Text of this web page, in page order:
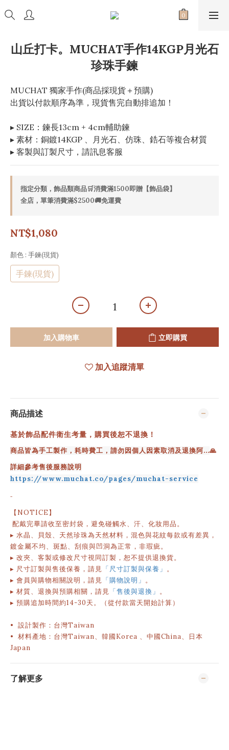
山丘打卡。MUCHAT手作14KGP月光石
珍珠手鍊
MUCHAT 獨家手作(商品採現貨＋預購)
出貨以付款順序為準，現貨售完自動排追加！
▸ SIZE：鍊長13cm + 4cm輔助鍊
▸ 素材：銅鍍14KGP 、月光石、仿珠、鋯石等複合材質
▸ 客製與訂製尺寸，請訊息客服
指定分類，飾品類商品🛒消費滿1500即贈【飾品袋】
全店，單筆消費滿$2500🚚免運費
NT$1,080
顏色 : 手鍊(現貨)
手鍊(現貨)
加入購物車 立即購買
加入追蹤清單
商品描述
基於飾品配件衛生考量，購買後恕不退換！
商品皆為手工製作，耗時費工，請勿因個人因素取消及退換阿...🙏
詳細參考售後服務說明
https://www.muchat.co/pages/muchat-service
-
【NOTICE】
配戴完畢請收至密封袋，避免碰觸水、汗、化妝用品。
▸ 水晶、貝殼、天然珍珠為天然材料，混色與花紋每款或有差異，
鍍金屬不均、斑點、刮痕與凹洞為正常，非瑕疵。
▸ 改夾、客製或修改尺寸視同訂製，恕不提供退換貨。
▸ 尺寸訂製與售後保養，請見 「尺寸訂製與保養」 。
▸ 會員與購物相關說明 ，請見 「購物說明」 。
▸ 材質、退換與預購相關，請見 「售後與退換」 。
▸ 預購追加時間約14-30天。（從付款當天開始計算）
• 設計製作：台灣Taiwan
• 材料產地：台灣Taiwan、韓國Korea 、中國China、日本
Japan
了解更多